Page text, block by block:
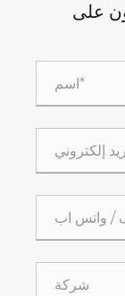
على